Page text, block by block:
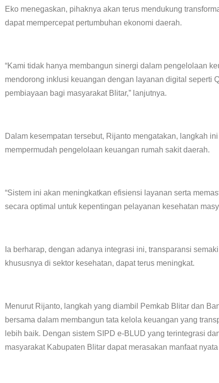
Eko menegaskan, pihaknya akan terus mendukung
dapat mempercepat pertumbuhan ekonomi daerah.
“Kami tidak hanya membangun sinergi dalam pengelolaan
mendorong inklusi keuangan dengan layanan digital seperti
pembiayaan bagi masyarakat Blitar,” lanjutnya.
Dalam kesempatan tersebut, Rijanto mengatakan, langkah
mempermudah pengelolaan keuangan rumah sakit daerah.
“Sistem ini akan meningkatkan efisiensi layanan serta
secara optimal untuk kepentingan pelayanan kesehatan
Ia berharap, dengan adanya integrasi ini, transparansi
khususnya di sektor kesehatan, dapat terus meningkat.
Menurut Rijanto, langkah yang diambil Pemkab Blitar dan
bersama dalam membangun tata kelola keuangan yang
lebih baik. Dengan sistem SIPD e-BLUD yang terintegrasi
masyarakat Kabupaten Blitar dapat merasakan manfaat